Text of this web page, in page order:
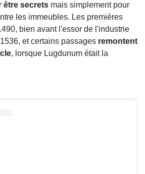
être secrets mais simplement pour
les immeubles. Les premières
bien avant l'essor de l'industrie
et certains passages remontent
, lorsque Lugdunum était la